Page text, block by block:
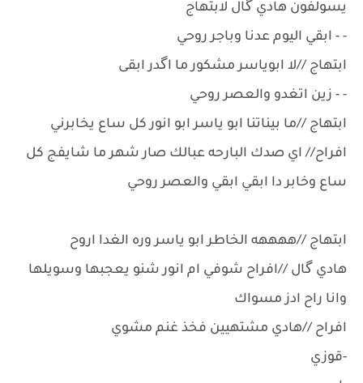
يسولفون هادي گال لابتهاج
- - ابقي اليوم عدنا وباجر روحي
ابتهاج //لا ابوياسر مشكور ما اگدر ابقى
- - زين اتغدو والعصر روحي
ابتهاج //ما بيناتنا ابو ياسر ابو انور كل ساع يخابرني
افراح// اي صدك البارحه عبالك صار شهر ما شايفج كل
ساع وخابر دا ابقي ابقي والعصر روحي
ابتهاج //ههههه الخاطر ابو ياسر وره الغدا اروح
هادي گال //افراح شوفي ام انور شنو يعجبها وسويلها
وانا راح ادز مسواك
افراح //هادي مشتهيين فخذ غنم مشوي
-قوزي